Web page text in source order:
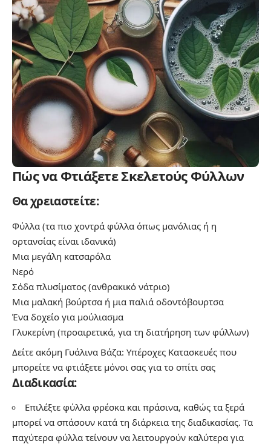
Πώς να Φτιάξετε Σκελετούς Φύλλων
Θα χρειαστείτε:
Φύλλα (τα πιο χοντρά φύλλα όπως μανόλιας ή η
ορτανσίας είναι ιδανικά)
Μια μεγάλη κατσαρόλα
Νερό
Σόδα πλυσίματος (ανθρακικό νάτριο)
Μια μαλακή βούρτσα ή μια παλιά οδοντόβουρτσα
Ένα δοχείο για μούλιασμα
Γλυκερίνη (προαιρετικά, για τη διατήρηση των φύλλων)
Δείτε ακόμη Γυάλινα Βάζα: Υπέροχες Κατασκευές που
μπορείτε να φτιάξετε μόνοι σας για το σπίτι σας
Διαδικασία:
Επιλέξτε φύλλα φρέσκα και πράσινα, καθώς τα ξερά
μπορεί να σπάσουν κατά τη διάρκεια της διαδικασίας. Τα
παχύτερα φύλλα τείνουν να λειτουργούν καλύτερα για